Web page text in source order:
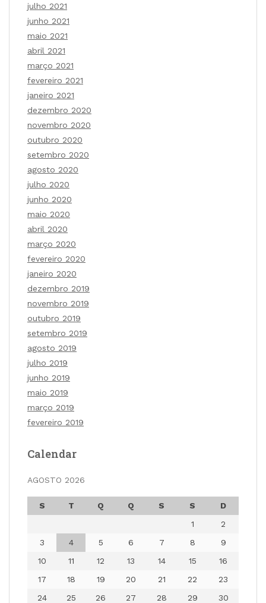
julho 2021
junho 2021
maio 2021
abril 2021
março 2021
fevereiro 2021
janeiro 2021
dezembro 2020
novembro 2020
outubro 2020
setembro 2020
agosto 2020
julho 2020
junho 2020
maio 2020
abril 2020
março 2020
fevereiro 2020
janeiro 2020
dezembro 2019
novembro 2019
outubro 2019
setembro 2019
agosto 2019
julho 2019
junho 2019
maio 2019
março 2019
fevereiro 2019
Calendar
AGOSTO 2026
S T Q Q S S
D
1
2
3
4 5 6 7 8
9
10
11 12 13 14 15
16
17
18 19 20 21 22
23
24
25 26 27 28 29
30